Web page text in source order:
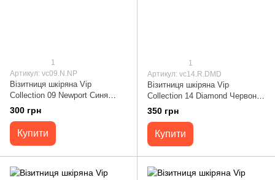
1
Артикул: vc09.N.NP
Візитниця шкіряна Vip
Collection 09 Newport Синя
09.N.NP
300 грн
Купити
1
Артикул: vc14.R.DMD
Візитниця шкіряна Vip
Collection 14 Diamond Червона
14.R.DMD
350 грн
Купити